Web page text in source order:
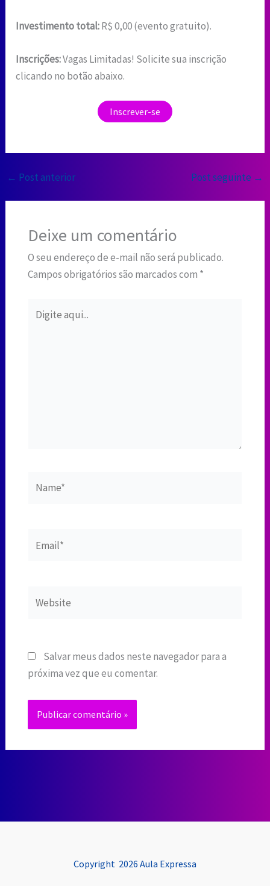
Investimento total:R$ 0,00 (evento gratuito).
Inscrições:Vagas Limitadas! Solicite sua inscrição
clicando no botão abaixo.
Inscrever-se
← Post anterior Post seguinte →
Deixe um comentário
O seu endereço de e-mail não será publicado.
Campos obrigatórios são marcados com *
aqui...
Salvar meus dados neste navegador para a
próxima vez que eu comentar.
Copyright 2026 Aula Expressa